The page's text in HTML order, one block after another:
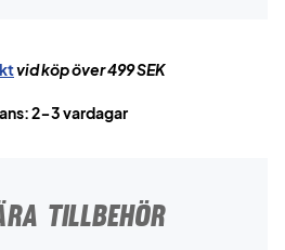
vid köp över 499 SEK
2-3 vardagar
TILLBEHÖR